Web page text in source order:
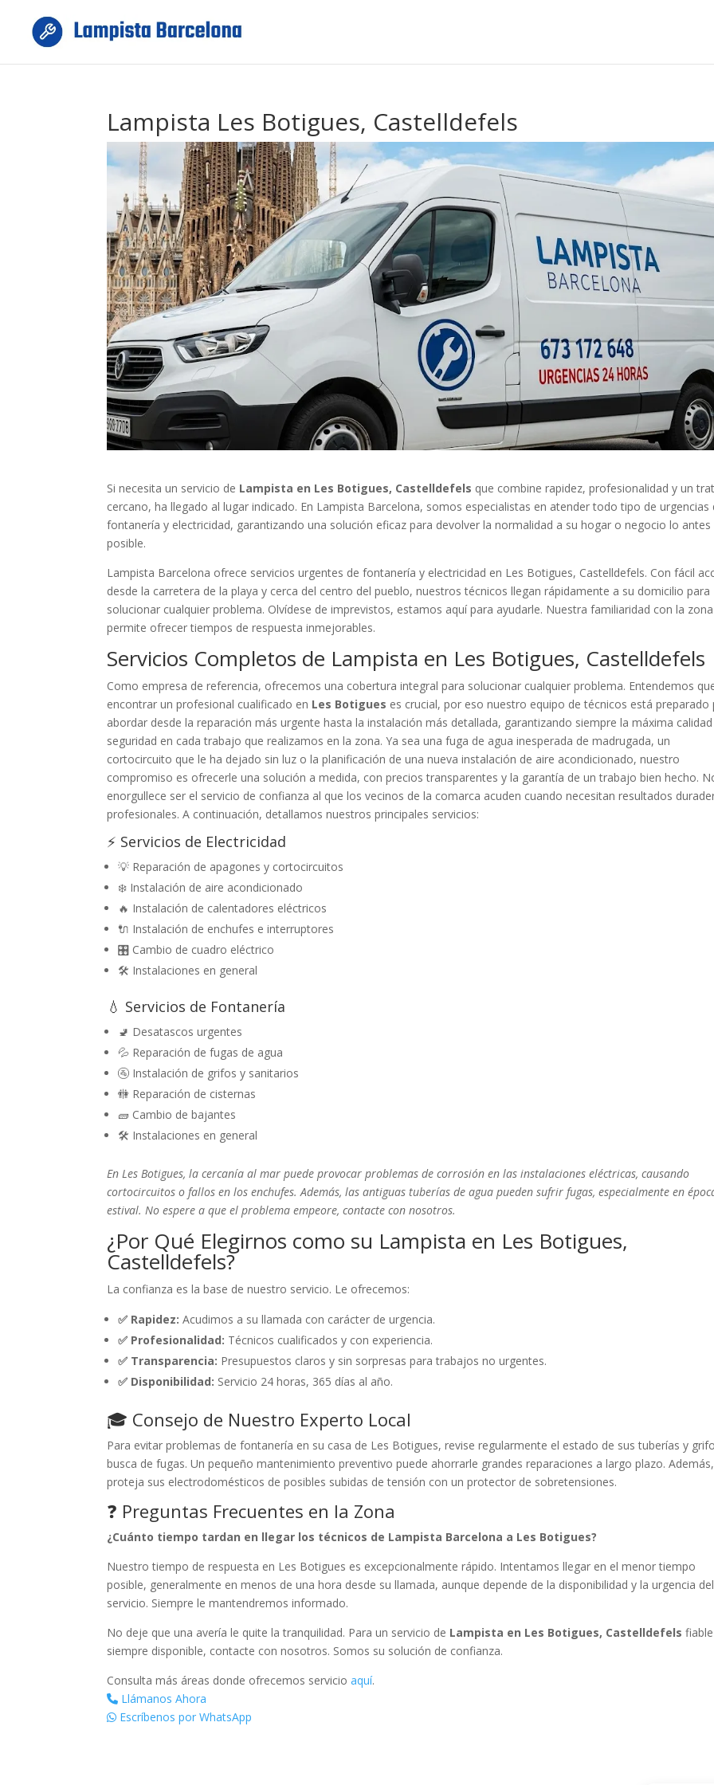
Lampista Les Botigues, Castelldefels
Si necesita un servicio de Lampista en Les Botigues, Castelldefels que combine rapidez, profesionalidad y un
cercano, ha llegado al lugar indicado. En Lampista Barcelona, somos especialistas en atender todo tipo de urgencias
fontanería y electricidad, garantizando una solución eficaz para devolver la normalidad a su hogar o negocio lo antes
posible.
Lampista Barcelona ofrece servicios urgentes de fontanería y electricidad en Les Botigues, Castelldefels. Con fácil
desde la carretera de la playa y cerca del centro del pueblo, nuestros técnicos llegan rápidamente a su domicilio para
solucionar cualquier problema. Olvídese de imprevistos, estamos aquí para ayudarle. Nuestra familiaridad con la
permite ofrecer tiempos de respuesta inmejorables.
Servicios Completos de Lampista en Les Botigues, Castelldefels
Como empresa de referencia, ofrecemos una cobertura integral para solucionar cualquier problema. Entendemos
encontrar un profesional cualificado en Les Botigues es crucial, por eso nuestro equipo de técnicos está preparado
abordar desde la reparación más urgente hasta la instalación más detallada, garantizando siempre la máxima
seguridad en cada trabajo que realizamos en la zona. Ya sea una fuga de agua inesperada de madrugada, un
cortocircuito que le ha dejado sin luz o la planificación de una nueva instalación de aire acondicionado, nuestro
compromiso es ofrecerle una solución a medida, con precios transparentes y la garantía de un trabajo bien hecho.
enorgullece ser el servicio de confianza al que los vecinos de la comarca acuden cuando necesitan resultados
profesionales. A continuación, detallamos nuestros principales servicios:
⚡ Servicios de Electricidad
💡 Reparación de apagones y cortocircuitos
❄️ Instalación de aire acondicionado
🔥 Instalación de calentadores eléctricos
🔌 Instalación de enchufes e interruptores
🎛️ Cambio de cuadro eléctrico
🛠️ Instalaciones en general
💧 Servicios de Fontanería
🚽 Desatascos urgentes
💦 Reparación de fugas de agua
🚰 Instalación de grifos y sanitarios
🚻 Reparación de cisternas
🧱 Cambio de bajantes
🛠️ Instalaciones en general
En Les Botigues, la cercanía al mar puede provocar problemas de corrosión en las instalaciones eléctricas, causando
cortocircuitos o fallos en los enchufes. Además, las antiguas tuberías de agua pueden sufrir fugas, especialmente en
estival. No espere a que el problema empeore, contacte con nosotros.
¿Por Qué Elegirnos como su Lampista en Les Botigues,
Castelldefels?
La confianza es la base de nuestro servicio. Le ofrecemos:
✅ Rapidez: Acudimos a su llamada con carácter de urgencia.
✅ Profesionalidad: Técnicos cualificados y con experiencia.
✅ Transparencia: Presupuestos claros y sin sorpresas para trabajos no urgentes.
✅ Disponibilidad: Servicio 24 horas, 365 días al año.
🎓 Consejo de Nuestro Experto Local
Para evitar problemas de fontanería en su casa de Les Botigues, revise regularmente el estado de sus tuberías y
busca de fugas. Un pequeño mantenimiento preventivo puede ahorrarle grandes reparaciones a largo plazo. Además,
proteja sus electrodomésticos de posibles subidas de tensión con un protector de sobretensiones.
❓ Preguntas Frecuentes en la Zona
¿Cuánto tiempo tardan en llegar los técnicos de Lampista Barcelona a Les Botigues?
Nuestro tiempo de respuesta en Les Botigues es excepcionalmente rápido. Intentamos llegar en el menor tiempo
posible, generalmente en menos de una hora desde su llamada, aunque depende de la disponibilidad y la urgencia del
servicio. Siempre le mantendremos informado.
No deje que una avería le quite la tranquilidad. Para un servicio de Lampista en Les Botigues, Castelldefels
siempre disponible, contacte con nosotros. Somos su solución de confianza.
Consulta más áreas donde ofrecemos servicioaquí.
Llámanos Ahora
Escríbenos por WhatsApp